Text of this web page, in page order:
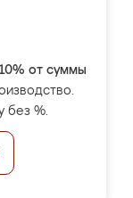
от суммы
без %.